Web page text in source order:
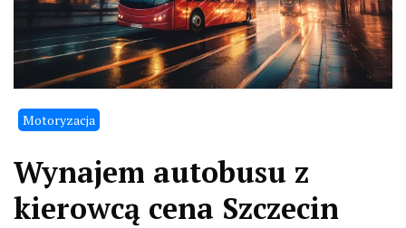
Motoryzacja
Wynajem autobusu z
kierowcą cena Szczecin